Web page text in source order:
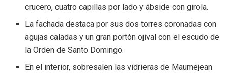
crucero, cuatro capillas por lado y ábside con girola.
La fachada destaca por sus dos torres coronadas con
agujas caladas y un gran portón ojival con el escudo de
la Orden de Santo Domingo.
En el interior, sobresalen las vidrieras de Maumejean